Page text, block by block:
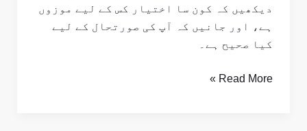
دیکھیں کہ کون سا اختیار کس کے لیے موزوں
ہے، اور جانیں کہ آپ کی صورتحال کے لیے
کیا صحیح ہے۔
Read More »